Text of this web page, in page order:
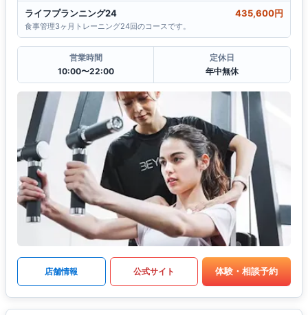
ライフプランニング24 435,600円
食事管理3ヶ月トレーニング24回のコースです。
営業時間
10:00〜22:00
定休日
年中無休
店舗情報 公式サイト 体験・相談予約